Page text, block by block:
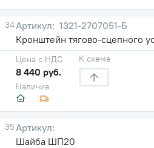
34
1321-2707051-Б
Кронштейн тягово-сцепного
Наличие
Цена с НДС
8 440 руб.
К схеме
35
Шайба ШП20